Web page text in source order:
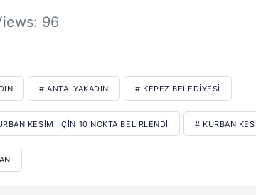
96
# ANTALYAKADIN # KEPEZ BELEDIYESI
KESIMI IÇIN 10 NOKTA BELIRLENDI # KURBAN